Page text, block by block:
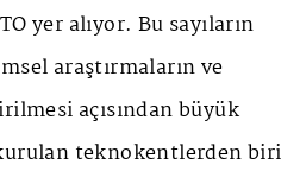
yer alıyor. Bu sayıların
araştırmaların ve
açısından büyük
teknokentlerden biri